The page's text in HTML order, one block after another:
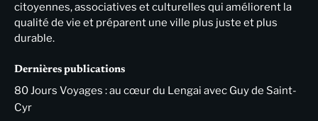
citoyennes, associatives et culturelles qui améliorent la
qualité de vie et préparent une ville plus juste et plus
durable.
Dernières publications
80 Jours Voyages : au cœur du Lengai avec Guy de Saint-
Cyr